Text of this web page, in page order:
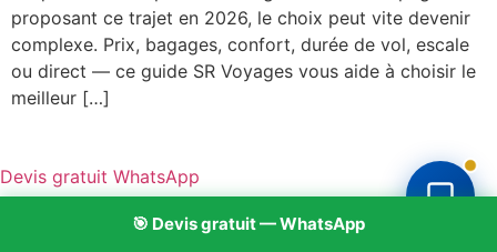
proposant ce trajet en 2026, le choix peut vite devenir
complexe. Prix, bagages, confort, durée de vol, escale
ou direct — ce guide SR Voyages vous aide à choisir le
meilleur […]
Devis gratuit WhatsApp